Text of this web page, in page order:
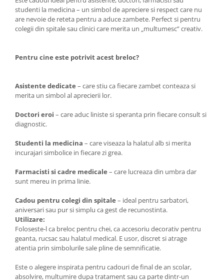
studenti la medicina – un simbol de apreciere si respect care nu
are nevoie de reteta pentru a aduce zambete. Perfect si pentru
colegii din spitale sau clinici care merita un „multumesc” creativ.
Pentru cine este potrivit acest breloc?
Asistente dedicate – care stiu ca fiecare zambet conteaza si
merita un simbol al aprecierii lor.
Doctori eroi – care aduc liniste si speranta prin fiecare consult si
diagnostic.
Studenti la medicina – care viseaza la halatul alb si merita
incurajari simbolice in fiecare zi grea.
Farmacisti si cadre medicale – care lucreaza din umbra dar
sunt mereu in prima linie.
Cadou pentru colegi din spitale – ideal pentru sarbatori,
aniversari sau pur si simplu ca gest de recunostinta.
Utilizare:
Foloseste-l ca breloc pentru chei, ca accesoriu decorativ pentru
geanta, rucsac sau halatul medical. E usor, discret si atrage
atentia prin simbolurile sale pline de semnificatie.
Este o alegere inspirata pentru cadouri de final de an scolar,
absolvire, multumire dupa tratament sau ca parte dintr-un